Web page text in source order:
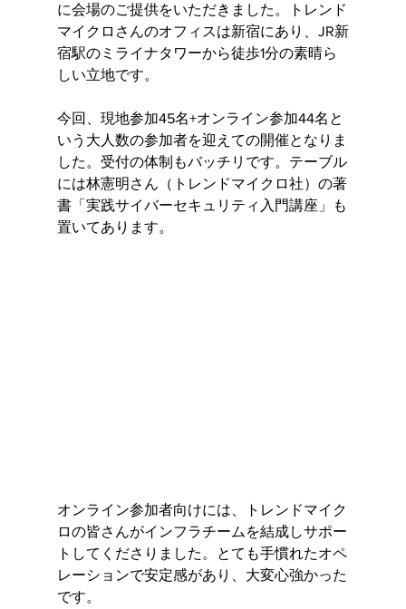
に会場のご提供をいただきました。トレンド
マイクロさんのオフィスは新宿にあり、JR新
宿駅のミライナタワーから徒歩1分の素晴ら
しい立地です。
今回、現地参加45名+オンライン参加44名と
いう大人数の参加者を迎えての開催となりま
した。受付の体制もバッチリです。テーブル
には林憲明さん（トレンドマイクロ社）の著
書「実践サイバーセキュリティ入門講座」も
置いてあります。
オンライン参加者向けには、トレンドマイク
ロの皆さんがインフラチームを結成しサポー
トしてくださりました。とても手慣れたオペ
レーションで安定感があり、大変心強かった
です。